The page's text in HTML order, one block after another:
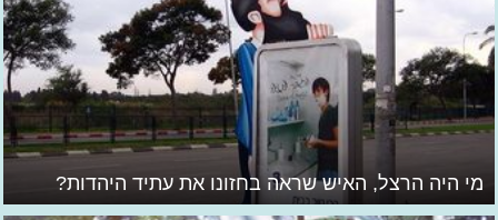
מי היה הרצל, האיש שראה בחזונו את עתיד היהדות?